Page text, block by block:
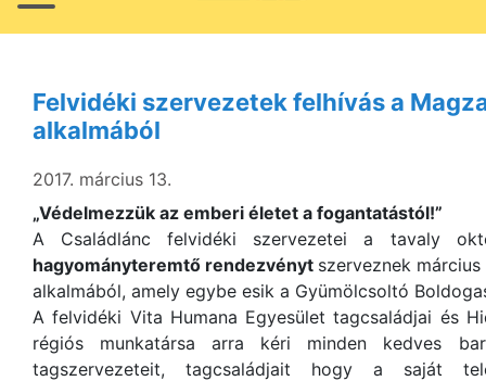
Felvidéki szervezetek felhívás a
alkalmából
2017. március 13.
„Védelmezzük az emberi életet a fogantatástól!”
A Családlánc felvidéki szervezetei a tavaly
hagyományteremtő rendezvényt szerveznek
alkalmából, amely egybe esik a Gyümölcsoltó
A felvidéki Vita Humana Egyesület tagcsaládjai és
régiós munkatársa arra kéri minden kedves
tagszervezeteit, tagcsaládjait hogy a saját